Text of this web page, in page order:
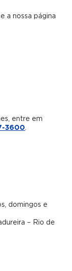
a nossa página
entre em
3600.
domingos e
– Rio de